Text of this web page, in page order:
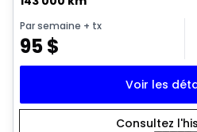
Par semaine + tx
95$
Voir les
Consultez